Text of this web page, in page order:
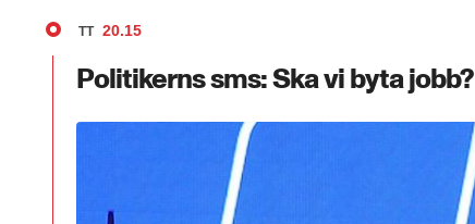
TT 20.15
Politikerns sms: Ska vi byta jobb?